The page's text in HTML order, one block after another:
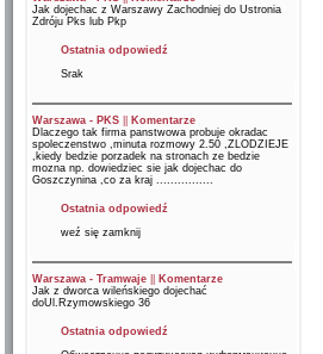
Jak dojechac z Warszawy Zachodniej do Ustronia
Zdróju Pks lub Pkp
Ostatnia odpowiedź
Srak
Warszawa - PKS||
Komentarze
Dlaczego tak firma panstwowa probuje okradac
spoleczenstwo ,minuta rozmowy 2.50 ,ZLODZIEJE
,kiedy bedzie porzadek na stronach ze bedzie
mozna np. dowiedziec sie jak dojechac do
Goszczynina ,co za kraj ................
Ostatnia odpowiedź
weź się zamknij
Warszawa - Tramwaje||
Komentarze
Jak z dworca wileńskiego dojechać
doUl.Rzymowskiego 36
Ostatnia odpowiedź